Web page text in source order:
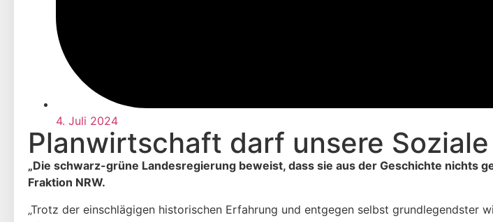
4. Juli 2024
Planwirtschaft darf unsere
„Die schwarz-grüne Landesregierung beweist, dass sie aus der Geschichte nichts
Fraktion NRW.
„Trotz der einschlägigen historischen Erfahrung und entgegen selbst